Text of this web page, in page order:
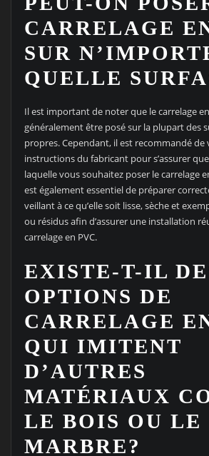
CARRELAGE
SUR
QUELLE
Il est important de noter que le carrelage
généralement être posé sur la plupart des
propres. Cependant, il est recommandé de
instructions du fabricant pour s’assurer
laquelle vous souhaitez poser le carrelage
est également essentiel de préparer
veillant à ce qu’elle soit lisse, sèche et
ou résidus afin d’assurer une installation
carrelage en PVC.
EXISTE-T-IL
OPTIONS DE
CARRELAGE
QUI IMITENT
D’AUTRES
MATÉRIAUX
LE BOIS OU LE
MARBRE?